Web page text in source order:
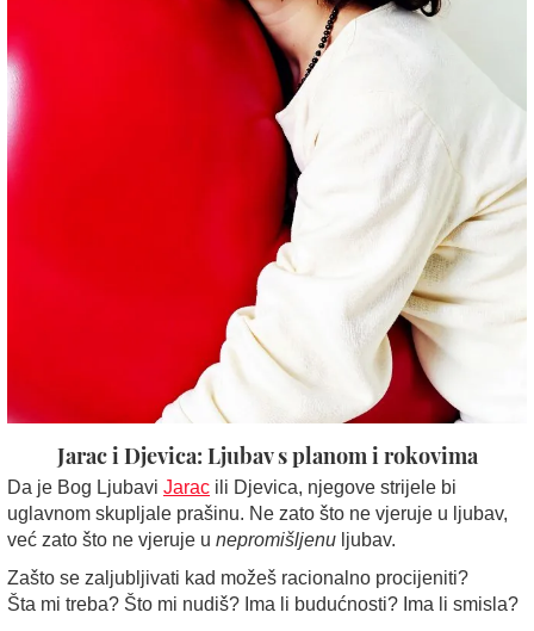
Jarac i Djevica: Ljubav s planom i rokovima
Da je Bog Ljubavi Jarac ili Djevica, njegove strijele bi
uglavnom skupljale prašinu. Ne zato što ne vjeruje u ljubav,
već zato što ne vjeruje u nepromišljenu ljubav.
Zašto se zaljubljivati kad možeš racionalno procijeniti?
Šta mi treba? Što mi nudiš? Ima li budućnosti? Ima li smisla?